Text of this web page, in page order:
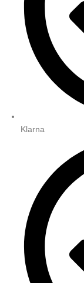
Klarna